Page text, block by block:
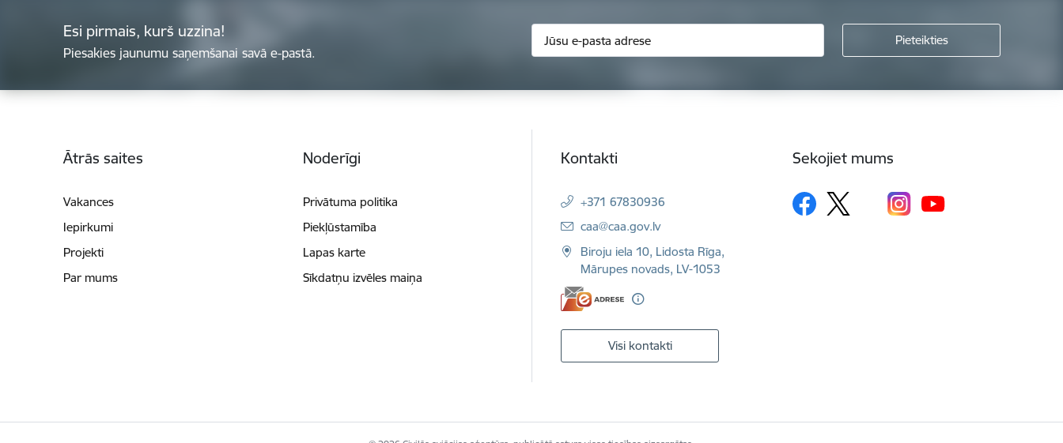
Esi pirmais, kurš uzzina!
Piesakies jaunumu saņemšanai savā e-pastā.
Ātrās saites
Vakances
Iepirkumi
Projekti
Par mums
Noderīgi
Privātuma politika
Piekļūstamība
Lapas karte
Sīkdatņu izvēles maiņa
Kontakti
+371 67830936
E-pasts:
caa@caa.gov.lv
Biroju iela 10, Lidosta Rīga,
Mārupes novads, LV-1053
Visi kontakti
Sekojiet mums